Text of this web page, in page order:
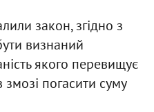
закон, згідно з
визнаний
якого перевищує
змозі погасити суму